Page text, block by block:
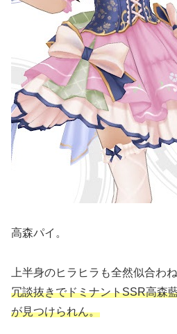
高森パイ。
上半身のヒラヒラも全然似合わね
冗談抜きでドミナントSSR高森
が見つけられん。